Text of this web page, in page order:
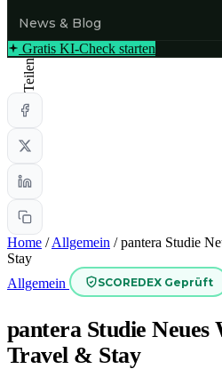
News & Blog
Gratis KI-Check starten
Teilen
Home / Allgemein / pantera Studie
Stay
Allgemein
SCOREDEX Geprüft
pantera Studie Neues
Travel & Stay